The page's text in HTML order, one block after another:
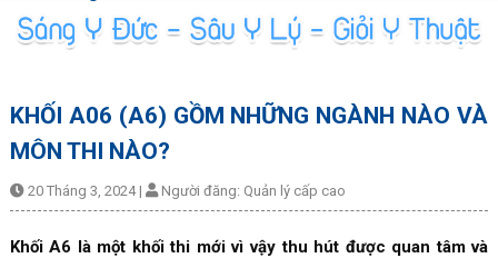
KHỐI A06 (A6) GỒM NHỮNG NGÀNH NÀO VÀ
MÔN THI NÀO?
20 Tháng 3, 2024 | Người đăng: Quản lý cấp cao
Khối A6 là một khối thi mới vì vậy thu hút được quan tâm và